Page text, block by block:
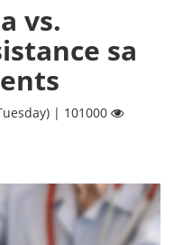
vs.
sa
| 101000